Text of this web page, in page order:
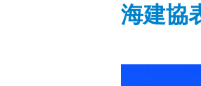
海建協